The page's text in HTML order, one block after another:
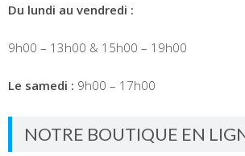
Du lundi au vendredi :
9h00 – 13h00 & 15h00 – 19h00
Le samedi : 9h00 – 17h00
NOTRE BOUTIQUE EN